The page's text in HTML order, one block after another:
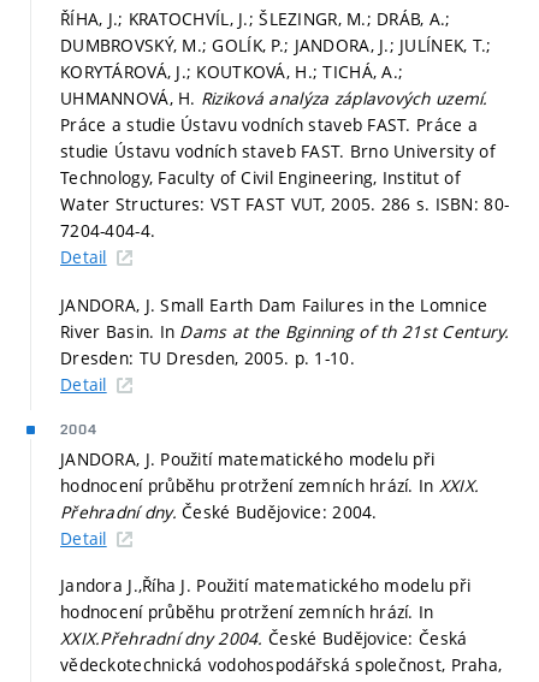
ŘÍHA, J.; KRATOCHVÍL, J.; ŠLEZINGR, M.; DRÁB, A.;
DUMBROVSKÝ, M.; GOLÍK, P.; JANDORA, J.; JULÍNEK, T.;
KORYTÁROVÁ, J.; KOUTKOVÁ, H.; TICHÁ, A.;
UHMANNOVÁ, H. Riziková analýza záplavových uzemí.
Práce a studie Ústavu vodních staveb FAST. Práce a
studie Ústavu vodních staveb FAST. Brno University of
Technology, Faculty of Civil Engineering, Institut of
Water Structures: VST FAST VUT, 2005. 286 s. ISBN: 80-
7204-404-4.
Detail
JANDORA, J. Small Earth Dam Failures in the Lomnice
River Basin. In Dams at the Bginning of th 21st Century.
Dresden: TU Dresden, 2005. p. 1-10.
Detail
2004
JANDORA, J. Použití matematického modelu při
hodnocení průběhu protržení zemních hrází. In XXIX.
Přehradní dny.České Budějovice: 2004.
Detail
Jandora J.,Říha J. Použití matematického modelu při
hodnocení průběhu protržení zemních hrází. In
XXIX.Přehradní dny 2004. České Budějovice: Česká
vědeckotechnická vodohospodářská společnost, Praha,